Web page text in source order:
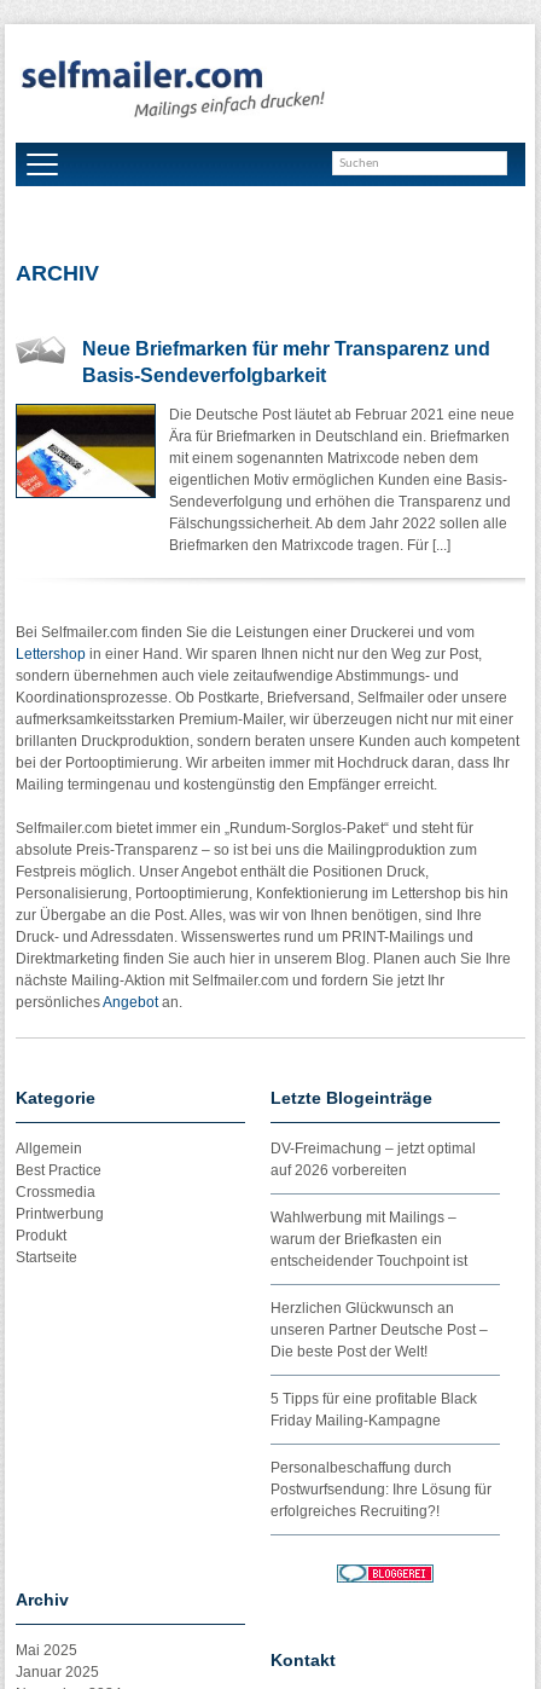
ARCHIV
Neue Briefmarken für mehr Transparenz und
Basis-Sendeverfolgbarkeit
Die Deutsche Post läutet ab Februar 2021 eine neue
Ära für Briefmarken in Deutschland ein. Briefmarken
mit einem sogenannten Matrixcode neben dem
eigentlichen Motiv ermöglichen Kunden eine Basis-
Sendeverfolgung und erhöhen die Transparenz und
Fälschungssicherheit. Ab dem Jahr 2022 sollen alle
Briefmarken den Matrixcode tragen. Für [...]
Bei Selfmailer.com finden Sie die Leistungen einer Druckerei und vom
Lettershop in einer Hand. Wir sparen Ihnen nicht nur den Weg zur Post,
sondern übernehmen auch viele zeitaufwendige Abstimmungs- und
Koordinationsprozesse. Ob Postkarte, Briefversand, Selfmailer oder unsere
aufmerksamkeitsstarken Premium-Mailer, wir überzeugen nicht nur mit einer
brillanten Druckproduktion, sondern beraten unsere Kunden auch kompetent
bei der Portooptimierung. Wir arbeiten immer mit Hochdruck daran, dass Ihr
Mailing termingenau und kostengünstig den Empfänger erreicht.
Selfmailer.com bietet immer ein „Rundum-Sorglos-Paket“ und steht für
absolute Preis-Transparenz – so ist bei uns die Mailingproduktion zum
Festpreis möglich. Unser Angebot enthält die Positionen Druck,
Personalisierung, Portooptimierung, Konfektionierung im Lettershop bis hin
zur Übergabe an die Post. Alles, was wir von Ihnen benötigen, sind Ihre
Druck- und Adressdaten. Wissenswertes rund um PRINT-Mailings und
Direktmarketing finden Sie auch hier in unserem Blog. Planen auch Sie Ihre
nächste Mailing-Aktion mit Selfmailer.com und fordern Sie jetzt Ihr
persönlichesAngebotan.
Kategorie
Allgemein
Best Practice
Crossmedia
Printwerbung
Produkt
Startseite
Letzte Blogeinträge
DV-Freimachung – jetzt optimal
auf 2026 vorbereiten
Wahlwerbung mit Mailings –
warum der Briefkasten ein
entscheidender Touchpoint ist
Herzlichen Glückwunsch an
unseren Partner Deutsche Post –
Die beste Post der Welt!
5 Tipps für eine profitable Black
Friday Mailing-Kampagne
Personalbeschaffung durch
Postwurfsendung: Ihre Lösung für
erfolgreiches Recruiting?!
Archiv
Mai 2025
Januar 2025
Kontakt